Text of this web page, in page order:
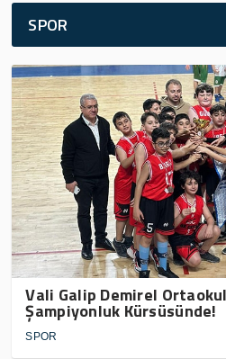
SPOR
Vali Galip Demirel
Şampiyonluk Kürsüsünde!
SPOR